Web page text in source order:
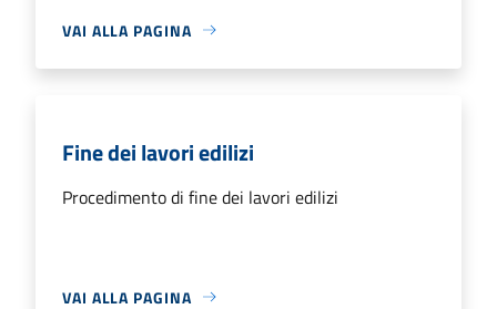
VAI ALLA PAGINA
Fine dei lavori edilizi
Procedimento di fine dei lavori edilizi
VAI ALLA PAGINA